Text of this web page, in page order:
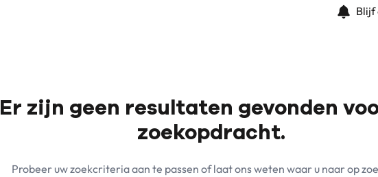
Blijf
Er zijn geen resultaten gevonden
zoekopdracht.
Probeer uw zoekcriteria aan te passen of laat ons weten waar u naar op